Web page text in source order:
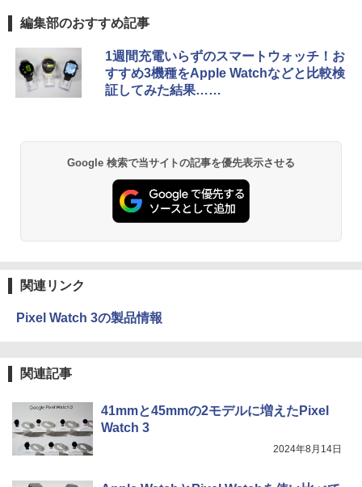
5
MS限定クーポンあり! 【Win11正式対
応】Webカメラ&テンキー付き ノートパ
ソコン 中古 パソコン メモリ 8GB 最大3
￥29,800
￥45,700
5
【中古】初心者も安心！おまかせゲーミ
ングセット SILVER 中古デスクトップPC
￥65,980
ッチ選択】モバイルモニター 15.6インチ
自立スタンド モバイルモニター スタンド
ゲーミングモニター 1080PフルHD 高画
質 デュアルモニター サブモニター ポー
タブルモニター 選べる9パータン
薬屋のひとりごと 17巻 (デジタル版ビッグガ
ンガンコミックス)
￥770
エース)
￥832
スーパーの裏でヤニ吸うふたり 9巻 (デジタル
編集部のおすすめ記事
1週間充電いらずのスマートウォッチ！お
すすめ3機種をApple Watchなどと比較検
証してみた結果……
Google 検索で当サイトの記事を優先表示させる
関連リンク
Pixel Watch 3の製品情報
関連記事
41mmと45mmの2モデルに増えたPixel
Watch 3
2024年8月14日